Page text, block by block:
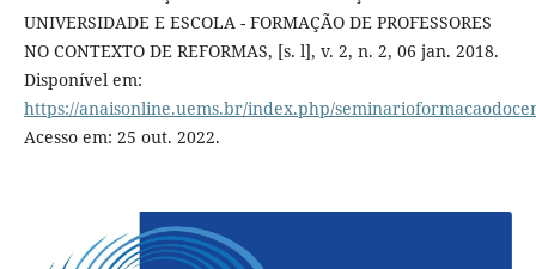
UNIVERSIDADE E ESCOLA - FORMAÇÃO DE PROFESSORES
NO CONTEXTO DE REFORMAS, [s. l], v. 2, n. 2, 06 jan. 2018.
Disponível em:
https://anaisonline.uems.br/index.php/
Acesso em: 25 out. 2022.